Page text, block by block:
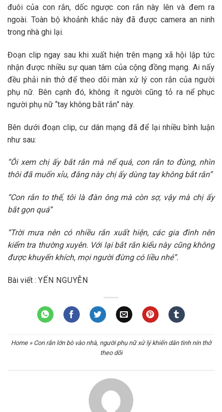
đuôi của con rắn, dốc ngược con rắn này lên và đem ra
ngoài. Toàn bộ khoảnh khắc này đã được camera an ninh
trong nhà ghi lại.
Đoạn clip ngay sau khi xuất hiện trên mạng xã hội lập tức
nhận được nhiều sự quan tâm của cộng đồng mạng. Ai nấy
đều phải nín thở để theo dõi màn xử lý con rắn của người
phụ nữ. Bên cạnh đó, không ít người cũng tỏ ra nể phục
người phụ nữ “tay không bắt rắn” này.
Bên dưới đoạn clip, cư dân mạng đã để lại nhiều bình luận
như sau:
“Ôi xem chị ấy bắt rắn mà nể quá, con rắn to đùng, nhìn
thôi đã muốn xỉu, đằng này chị ấy dùng tay không bắt rắn”
“Con rắn to thế, tôi là đàn ông mà còn sợ, vậy mà chị ấy
bắt gọn quá”
“Trời mưa nên có nhiều rắn xuất hiện, các gia đình nên
kiểm tra thường xuyên. Với lại bắt rắn kiểu này cũng không
được khuyến khích, mọi người đừng có liều nhé”.
Bài viết : YẾN NGUYỄN
Home» Con rắn lớn bò vào nhà, người phụ nữ xử lý khiến dân tình nín thở
theo dõi